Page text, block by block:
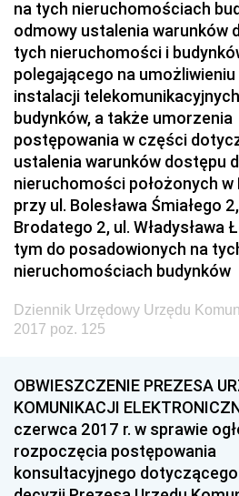
z 22 grudnia 2017
z 21 grudnia 2017
z 20 grudnia 2017
z 15 grudnia 2017
z 13 grudnia 2017
z 8 grudnia 2017 pozycje
z 7 grudnia 2017 pozycja
z 6 grudnia 2017 pozycja
z 5 grudnia 2017 pozycja
z 30 listopada 2017
z 22 listopada 2017
z 16 listopada 2017
z 9 listopada 2017
z 8 listopada 2017
na tych nieruchomościach
odmowy ustalenia warunków
tych nieruchomości i
polegającego na
instalacji
budynków, a także umorzenia
postępowania w części
ustalenia warunków dostępu
nieruchomości położonych w
przy ul. Bolesława Śmiałego
Brodatego 2, ul. Władysława
tym do posadowionych na
nieruchomościach budynków
Dziennik Urzędowy Urzędu
2017 poz. 125
OBWIESZCZENIE PREZESA
KOMUNIKACJI
czerwca 2017 r. w sprawie
rozpoczęcia postępowania
konsultacyjnego